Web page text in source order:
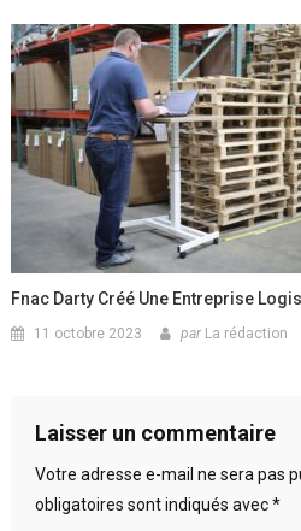
Fnac Darty Créé Une Entreprise
11 octobre 2023 par La rédaction
Laisser un commentaire
Votre adresse e-mail ne sera pas
obligatoires sont indiqués avec*